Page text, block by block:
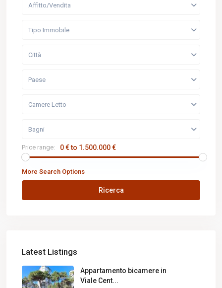
Affitto/Vendita
Tipo Immobile
Città
Paese
Camere Letto
Bagni
Price range: 0 € to 1.500.000 €
More Search Options
Ricerca
Latest Listings
Appartamento bicamere in
Viale Cent...